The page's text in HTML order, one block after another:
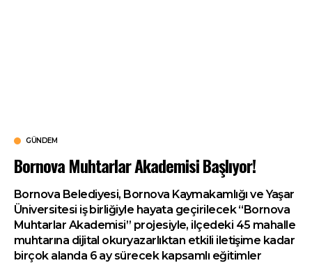
GÜNDEM
Bornova Muhtarlar Akademisi Başlıyor!
Bornova Belediyesi, Bornova Kaymakamlığı ve Yaşar
Üniversitesi iş birliğiyle hayata geçirilecek “Bornova
Muhtarlar Akademisi” projesiyle, ilçedeki 45 mahalle
muhtarına dijital okuryazarlıktan etkili iletişime kadar
birçok alanda 6 ay sürecek kapsamlı eğitimler